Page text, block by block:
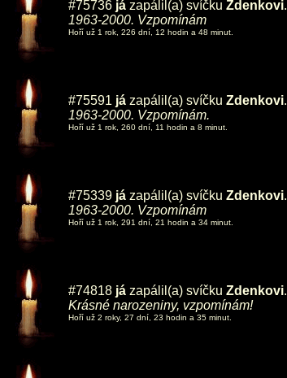
#75736 já zapálil(a) svíčku Zdenkovi.
1963-2000. Vzpomínám
Hoří už 1 rok, 226 dní, 12 hodin a 48 minut.
#75591 já zapálil(a) svíčku Zdenkovi.
1963-2000. Vzpomínám.
Hoří už 1 rok, 260 dní, 11 hodin a 8 minut.
#75339 já zapálil(a) svíčku Zdenkovi.
1963-2000. Vzpomínám
Hoří už 1 rok, 291 dní, 21 hodin a 34 minut.
#74818 já zapálil(a) svíčku Zdenkovi.
Krásné narozeniny, vzpomínám!
Hoří už 2 roky, 27 dní, 23 hodin a 35 minut.